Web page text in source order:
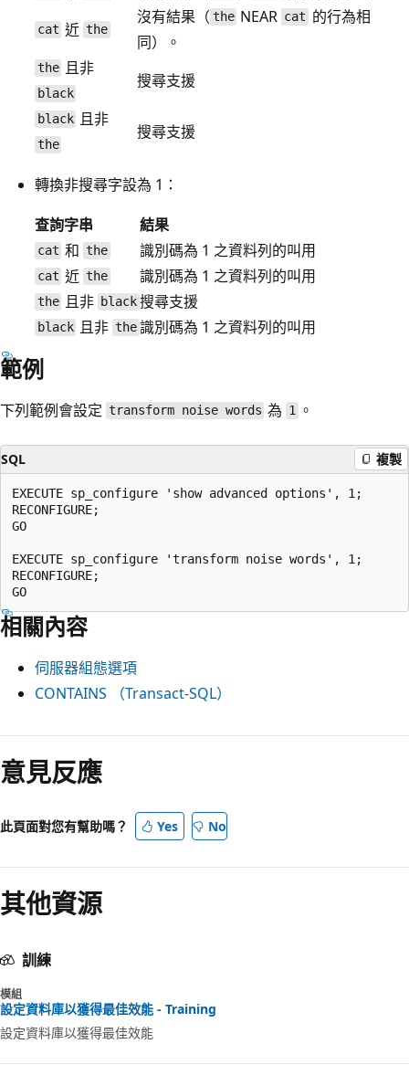
cat 近the
沒有結果（ the NEAR cat 的行為相
同）。
the 且非
black
搜尋支援
black 且非
the
搜尋支援
轉換非搜尋字設為 1：
查詢字串
結果
cat 和the 識別碼為 1 之資料列的叫用
cat 近the 識別碼為 1 之資料列的叫用
the 且非 black搜尋支援
black 且非the識別碼為 1 之資料列的叫用
範例
下列範例會設定 transform noise words 為 1。
SQL 複製
EXECUTE sp_configure 'show advanced options', 1;
RECONFIGURE;
GO
EXECUTE sp_configure 'transform noise words', 1;
RECONFIGURE;
相關內容
伺服器組態選項
CONTAINS （Transact-SQL）
閱
讀
模
已
用
意見反應
此頁面對您有幫助嗎？ Yes No
其他資源
訓練
模組
設定資料庫以獲得最佳效能 - Training
設定資料庫以獲得最佳效能